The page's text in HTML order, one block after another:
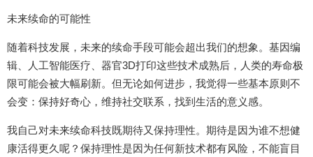
未来续命的可能性
随着科技发展，未来的续命手段可能会超出我们的想象。基因编
辑、人工智能医疗、器官3D打印这些技术成熟后，人类的寿命极
限可能会被大幅刷新。但无论如何进步，我觉得一些基本原则不
会变：保持好奇心，维持社交联系，找到生活的意义感。
我自己对未来续命科技既期待又保持理性。期待是因为谁不想健
康活得更久呢？保持理性是因为任何新技术都有风险，不能盲目